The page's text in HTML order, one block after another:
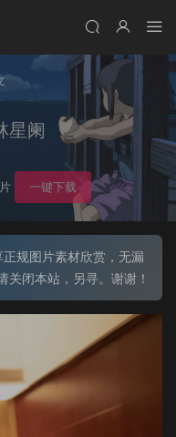
星阑
一键下载
规图片素材欣赏，无漏
关闭本站，另寻。谢谢！